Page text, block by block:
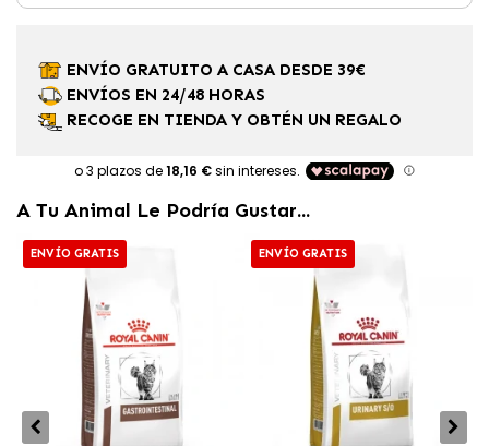
ENVÍO GRATUITO A CASA DESDE 39€
ENVÍOS EN 24/48 HORAS
RECOGE EN TIENDA Y OBTÉN UN REGALO
A Tu Animal Le Podría Gustar...
ENVÍO GRATIS ENVÍO GRATIS